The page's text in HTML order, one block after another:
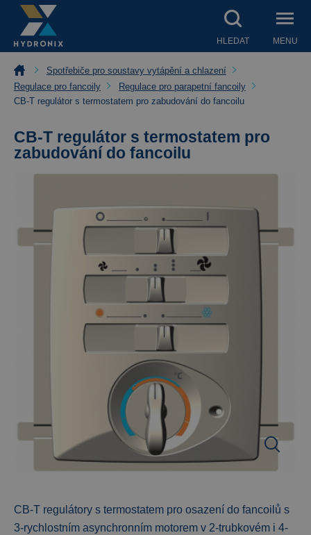
HLEDAT MENU
Spotřebiče pro soustavy vytápění a chlazení
Regulace pro fancoily
Regulace pro parapetní fancoily
CB-T regulátor s termostatem pro zabudování do fancoilu
CB-T regulátor s termostatem pro
zabudování do fancoilu
CB-T regulátory s termostatem pro osazení do fancoilů s
3-rychlostním asynchronním motorem v 2-trubkovém i 4-